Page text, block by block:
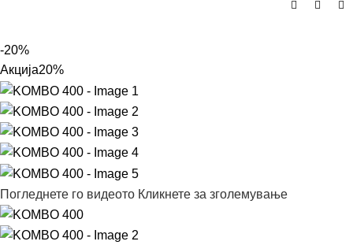
-20%
Акција20%
Погледнете го видеото Кликнете за зголемување